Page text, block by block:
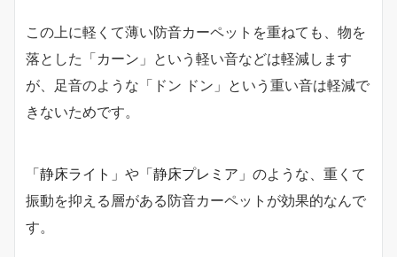
この上に軽くて薄い防音カーペットを重ねても、物を
落とした「カーン」という軽い音などは軽減します
が、足音のような「ドン ドン」という重い音は軽減で
きないためです。
「静床ライト」 や 「静床プレミア」 のような、重くて
振動を抑える層がある防音カーペットが効果的なんで
す。